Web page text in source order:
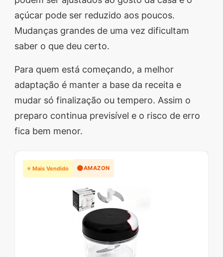
açúcar pode ser reduzido aos poucos.
Mudanças grandes de uma vez dificultam
saber o que deu certo.
Para quem está começando, a melhor
adaptação é manter a base da receita e
mudar só finalização ou tempero. Assim o
preparo continua previsível e o risco de erro
fica bem menor.
⭐ Mais Vendido 🟠AMAZON